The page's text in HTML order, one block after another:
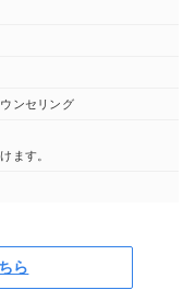
ンセリング
ます。
ら